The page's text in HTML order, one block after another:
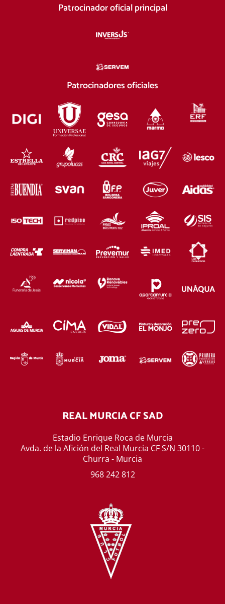
Patrocinador oficial principal
Patrocinadores oficiales
REAL MURCIA CF SAD
Estadio Enrique Roca de Murcia
Avda. de la Afición del Real Murcia CF S/N 30110 -
Churra - Murcia
968 242 812